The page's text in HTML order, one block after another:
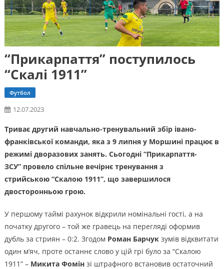
“Прикарпаття” поступилось
“Скалі 1911”
Футбол
12.07.2023
Триває другий навчально-тренувальний збір івано-
франківської команди, яка з 9 липня у Моршині працює в
режимі дворазових занять. Сьогодні “Прикарпаття-
ЗСУ” провело спільне вечірнє тренування з
стрийською “Скалою 1911”, що завершилося
двосторонньою грою.
У першому таймі рахунок відкрили номінальні гості, а на
початку другого – той же гравець на перегляді оформив
дубль за стриян – 0:2. Згодом Роман Барчукзумів відквитати
один м’яч, проте останнє слово у цій грі було за “Скалою
1911” – Микита Фомінзі штрафного встановив остаточний